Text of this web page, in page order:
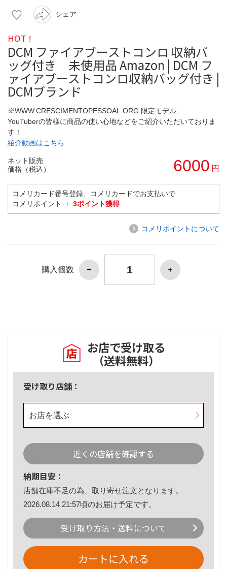
シェア
HOT !
DCM ファイアブーストコンロ 収納バ
ッグ付き 未使用品 Amazon | DCM フ
ァイアブーストコンロ収納バッグ付き |
DCMブランド
※WWW.CRESCIMENTOPESSOAL.ORG 限定モデル
YouTuberの皆様に商品の使い心地などをご紹介いただいておりま
す！
紹介動画はこちら
ネット販売
価格（税込）
6000 円
コメリカード番号登録、コメリカードでお支払いで
コメリポイント ： 3ポイント獲得
コメリポイントについて
購入個数
お店で受け取る
（送料無料）
受け取り店舗：
お店を選ぶ
近くの店舗を確認する
納期目安：
店舗在庫不足の為、取り寄せ注文となります。
2026.08.14 21:57頃のお届け予定です。
受け取り方法・送料について
カートに入れる